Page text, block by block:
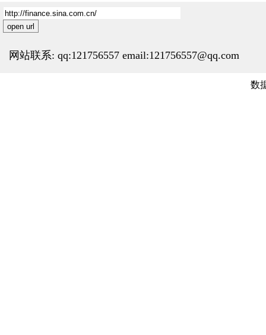
open url
网站联系: qq:121756557 email:121756557@qq.com